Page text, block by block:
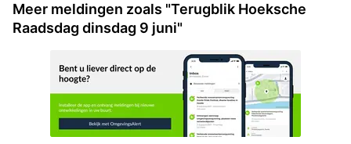
Meer meldingen zoals "Terugblik Hoeksche
Raadsdag dinsdag 9 juni"